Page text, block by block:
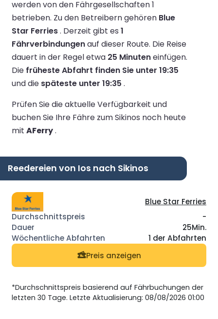
werden von den Fährgesellschaften 1
betrieben. Zu den Betreibern gehören Blue
Star Ferries. Derzeit gibt es 1
Fährverbindungenauf dieser Route. Die Reise
dauert in der Regel etwa 25 Minuteneinfügen.
Die früheste Abfahrt finden Sie unter 19:35
und die späteste unter 19:35 .
Prüfen Sie die aktuelle Verfügbarkeit und
buchen Sie Ihre Fähre zum Sikinos noch heute
mit AFerry.
Reedereien von Ios nach Sikinos
Blue Star Ferries
-
25Min.
1 der Abfahrten
Preis anzeigen
*Durchschnittspreis basierend auf Fährbuchungen der
letzten 30 Tage. Letzte Aktualisierung: 08/08/2026 01:00